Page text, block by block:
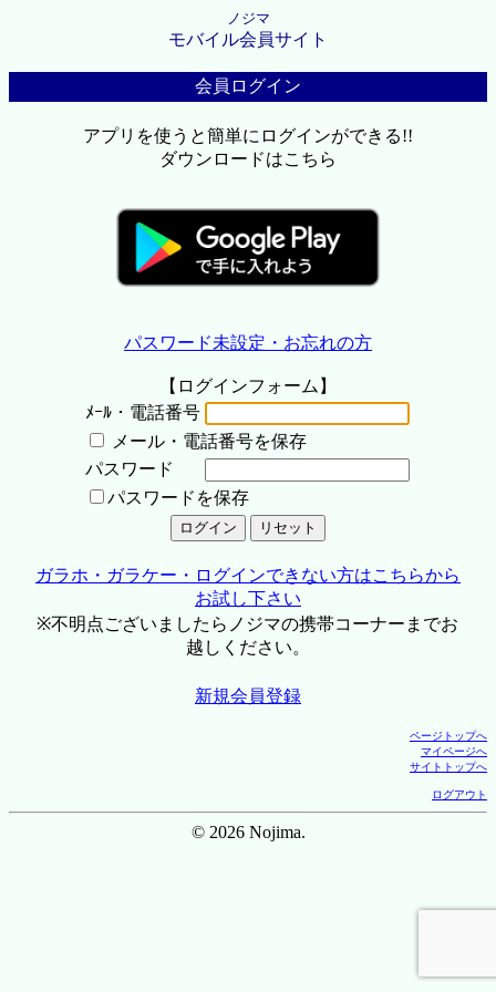
ノジマ
モバイル会員サイト
会員ログイン
アプリを使うと簡単にログインができる!!
ダウンロードはこちら
パスワード未設定・お忘れの方
【ログインフォーム】
ﾒｰﾙ・電話番号
メール・電話番号を保存
パスワード
パスワードを保存
ガラホ・ガラケー・ログインできない方はこちらから
お試し下さい
※不明点ございましたらノジマの携帯コーナーまでお
越しください。
新規会員登録
ページトップへ
マイページへ
サイトトップへ
ログアウト
© 2026 Nojima.